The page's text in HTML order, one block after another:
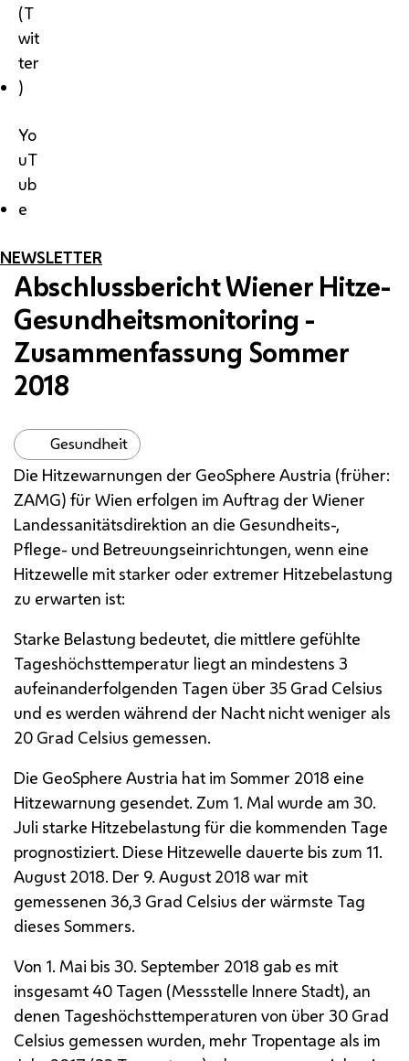
(T
wit
ter
)
Yo
uT
ub
e
NEWSLETTER
Abschlussbericht Wiener Hitze-
Gesundheitsmonitoring -
Zusammenfassung Sommer
2018
Gesundheit
Die Hitzewarnungen der GeoSphere Austria (früher:
ZAMG) für Wien erfolgen im Auftrag der Wiener
Landessanitätsdirektion an die Gesundheits-,
Pflege- und Betreuungseinrichtungen, wenn eine
Hitzewelle mit starker oder extremer Hitzebelastung
zu erwarten ist:
Starke Belastung bedeutet, die mittlere gefühlte
Tageshöchsttemperatur liegt an mindestens 3
aufeinanderfolgenden Tagen über 35 Grad Celsius
und es werden während der Nacht nicht weniger als
20 Grad Celsius gemessen.
Die GeoSphere Austria hat im Sommer 2018 eine
Hitzewarnung gesendet. Zum 1. Mal wurde am 30.
Juli starke Hitzebelastung für die kommenden Tage
prognostiziert. Diese Hitzewelle dauerte bis zum 11.
August 2018. Der 9. August 2018 war mit
gemessenen 36,3 Grad Celsius der wärmste Tag
dieses Sommers.
Von 1. Mai bis 30. September 2018 gab es mit
insgesamt 40 Tagen (Messstelle Innere Stadt), an
denen Tageshöchsttemperaturen von über 30 Grad
Celsius gemessen wurden, mehr Tropentage als im